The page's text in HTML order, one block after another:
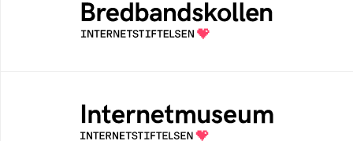
Bredbandskollen är ett oberoende
konsumentverktyg som drivs av
Internetstiftelsen
Ett digitalt museum som byggts, och kureras
av Internetstiftelsen